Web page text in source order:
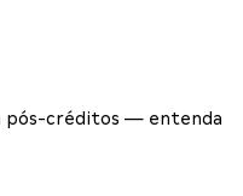
pós-créditos — entenda